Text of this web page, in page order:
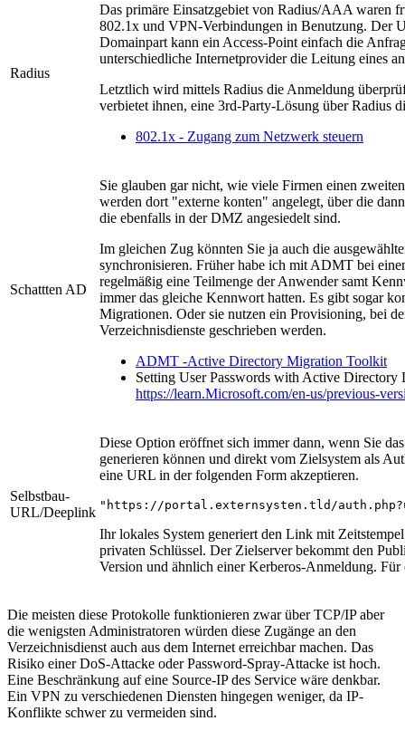
Radius
Das primäre Einsatzgebiet von Radius/AAA waren
802.1x und VPN-Verbindungen in Benutzung. Der
Domainpart kann ein Access-Point einfach die
unterschiedliche Internetprovider die Leitung eines
Letztlich wird mittels Radius die Anmeldung
verbietet ihnen, eine 3rd-Party-Lösung über Radius
802.1x - Zugang zum Netzwerk steuern
Schattten AD
Sie glauben gar nicht, wie viele Firmen einen
werden dort "externe konten" angelegt, über die
die ebenfalls in der DMZ angesiedelt sind.
Im gleichen Zug könnten Sie ja auch die
synchronisieren. Früher habe ich mit ADMT bei
regelmäßig eine Teilmenge der Anwender samt
immer das gleiche Kennwort hatten. Es gibt sogar
Migrationen. Oder sie nutzen ein Provisioning, bei
Verzeichnisdienste geschrieben werden.
ADMT -Active Directory Migration Toolkit
Setting User Passwords with Active
https://learn.Microsoft.com/en-us/previous-
Selbstbau-
URL/Deeplink
Diese Option eröffnet sich immer dann, wenn Sie
generieren können und direkt vom Zielsystem als
eine URL in der folgenden Form akzeptieren.
"https://portal.externsysten.tld/
Ihr lokales System generiert den Link mit
privaten Schlüssel. Der Zielserver bekommt den
Version und ähnlich einer Kerberos-Anmeldung.
Die meisten diese Protokolle funktionieren zwar über TCP/IP aber
die wenigsten Administratoren würden diese Zugänge an den
Verzeichnisdienst auch aus dem Internet erreichbar machen. Das
Risiko einer DoS-Attacke oder Password-Spray-Attacke ist hoch.
Eine Beschränkung auf eine Source-IP des Service wäre denkbar.
Ein VPN zu verschiedenen Diensten hingegen weniger, da IP-
Konflikte schwer zu vermeiden sind.